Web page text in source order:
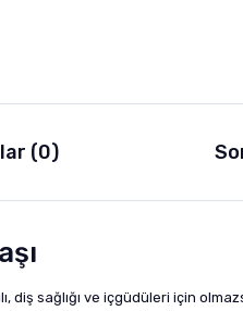
(0)
diş sağlığı ve içgüdüleri için